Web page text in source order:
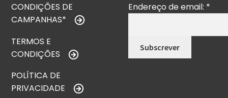
CONDIÇÕES DE
CAMPANHAS*
TERMOS E
CONDIÇÕES
POLÍTICA DE
PRIVACIDADE
Endereço de email: *